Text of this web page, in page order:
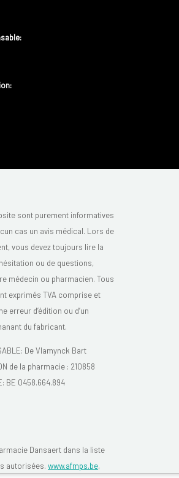
:
sont purement informatives
cas un avis médical. Lors de
vous devez toujours lire la
ou de questions,
médecin ou pharmacien. Tous
exprimés TVA comprise et
erreur d’édition ou d’un
du fabricant.
De Vlamynck Bart
de la pharmacie : 210858
BE 0458.664.894
Dansaert dans la liste
autorisées. www.afmps.be,